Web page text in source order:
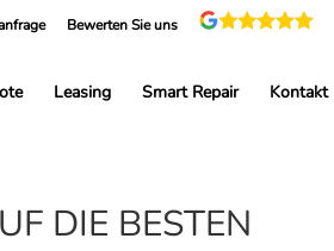
Bewerten Sie uns
Leasing Smart Repair Kontakt
DIE BESTEN